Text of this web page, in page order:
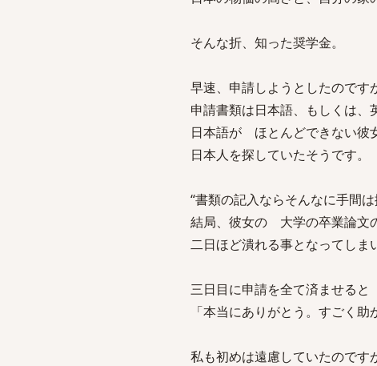
そんな折、知った奨学金。
早速、申請しようとしたのです
申請書類は日本語、もしくは、
日本語が ほとんどできない彼
日本人を探していたそうです。
“書類の記入ならそんなに手間
結局、彼女の 大学の卒業論文
二日ほど潰れる事となってしま
三日目に申請を全て済ませる
「本当にありがとう。すごく
私も初めは遠慮していたのです